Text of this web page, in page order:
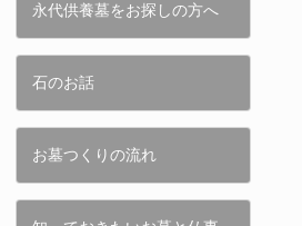
永代供養墓をお探しの方へ
石のお話
お墓つくりの流れ